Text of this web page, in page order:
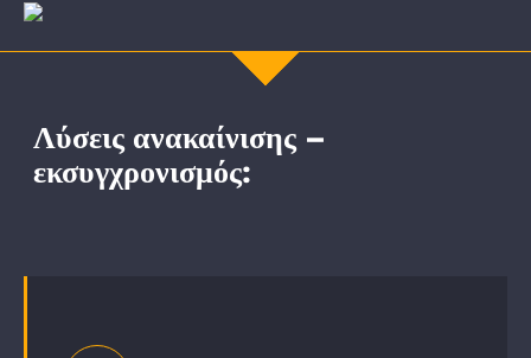
Λύσεις ανακαίνισης –
εκσυγχρονισμός: